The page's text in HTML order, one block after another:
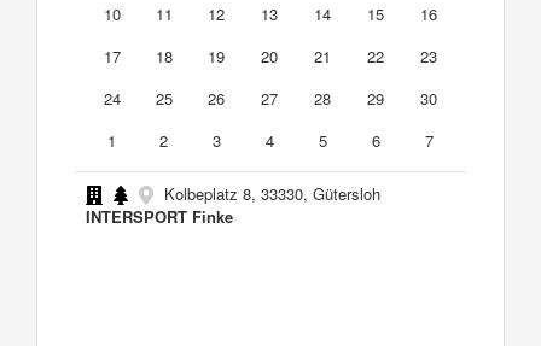
10
11 12 13 14 15
16
17
18 19 20 21 22
23
24
25 26 27 28 29
30
1
2 3 4 5 6 7
Kolbeplatz 8, 33330, Gütersloh
INTERSPORT Finke